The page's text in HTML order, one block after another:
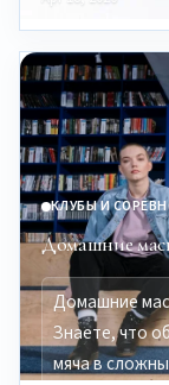
КЛУБЫ И
Домашние
Домашние
Знаете, что
мяча в